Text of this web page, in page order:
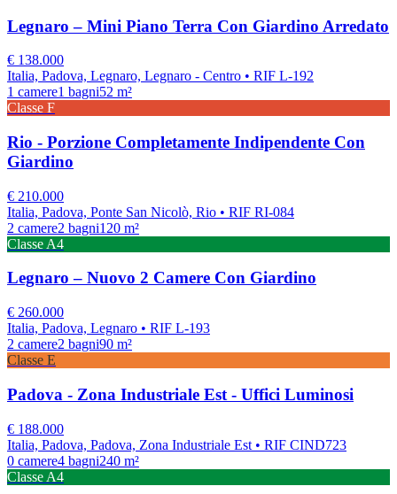
Legnaro – Mini Piano Terra Con Giardino Arredato
€ 138.000
Italia, Padova, Legnaro, Legnaro - Centro • RIF L-192
1 camere1 bagni52 m²
Classe F
Rio - Porzione Completamente Indipendente Con
Giardino
€ 210.000
Italia, Padova, Ponte San Nicolò, Rio • RIF RI-084
2 camere2 bagni120 m²
Classe A4
Legnaro – Nuovo 2 Camere Con Giardino
€ 260.000
Italia, Padova, Legnaro • RIF L-193
2 camere2 bagni90 m²
Classe E
Padova - Zona Industriale Est - Uffici Luminosi
€ 188.000
Italia, Padova, Padova, Zona Industriale Est • RIF CIND723
0 camere4 bagni240 m²
Classe A4